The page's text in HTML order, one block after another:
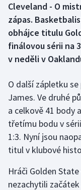
Box
Curling
Florbal
Futsal
Golf
Gymnastika
Cleveland - O
zápas.
obhájce titulu
finálovou sérii na
v neděli v
O další zápletku
James. Ve druhé
a celkově 41 body
třetímu bodu v
1:3. Nyní jsou
titul v klubové
Hráči Golden
nezachytili